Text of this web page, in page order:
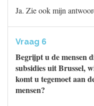
Ja. Zie ook mijn
Vraag 6
Begrijpt u de mensen
subsidies uit Brussel,
komt u tegemoet aan
mensen?